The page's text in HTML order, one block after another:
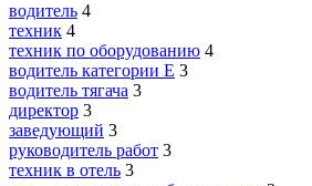
водитель 4
техник 4
техник по оборудованию 4
водитель категории E 3
водитель тягача 3
директор 3
заведующий 3
руководитель работ 3
техник в отель 3